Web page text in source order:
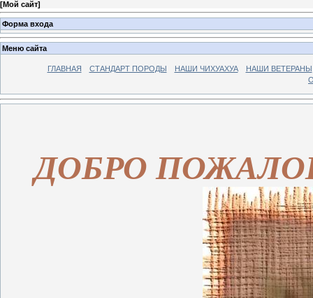
[Мой сайт]
Форма входа
Меню сайта
ГЛАВНАЯ СТАНДАРТ ПОРОДЫ НАШИ ЧИХУАХУА
НАШИ ВЕТЕРАНЫ
ДОБРО